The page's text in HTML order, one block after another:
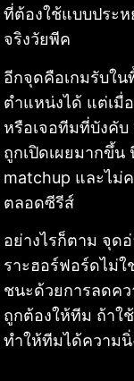
ที่ต้องใช้แบบประห
จริงวัยพีค
อีกจุดคือเกมรับใน
ตำแหน่งได้ แต่เมื่
หรือเจอทีมที่บังคับ
ถูกเปิดเผยมากขึ้น
matchup และไม่
ตลอดซีรีส์
อย่างไรก็ตาม จุด
ราะฮอร์ฟอร์ดไม่
ชนะด้วยการลดค
ถูกต้องให้ทีม ถ้าใ
ทำให้ทีมได้ความ